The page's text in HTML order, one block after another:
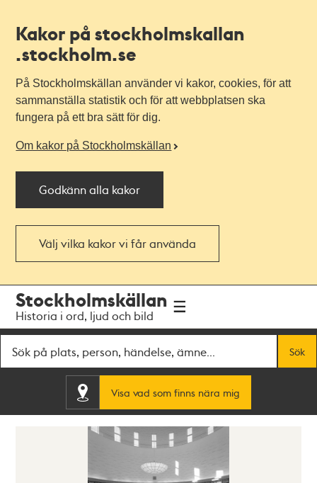
Kakor på stockholmskallan
.stockholm.se
På Stockholmskällan använder vi kakor, cookies, för att
sammanställa statistik och för att webbplatsen ska
fungera på ett bra sätt för dig.
Om kakor på Stockholmskällan
Godkänn alla kakor
Välj vilka kakor vi får använda
navigationen
huvudinnehållet
Stockholmskällan
Historia i ord, ljud och bild
Sök
Visa vad som finns nära mig